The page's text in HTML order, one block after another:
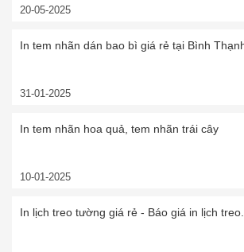
20-05-2025
In tem nhãn dán bao bì giá rẻ tại Bình
31-01-2025
In tem nhãn hoa quả, tem nhãn trái cây
10-01-2025
In lịch treo tường giá rẻ - Báo giá in lịch treo...